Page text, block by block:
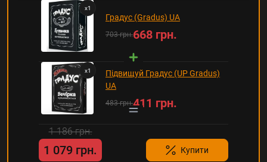
x1
Градус (Gradus) UA
703 грн.668 грн.
x1
Підвищуй Градус (UP Gradus)
UA
483 грн.411 грн.
1 186 грн.
1 079 грн. Купити